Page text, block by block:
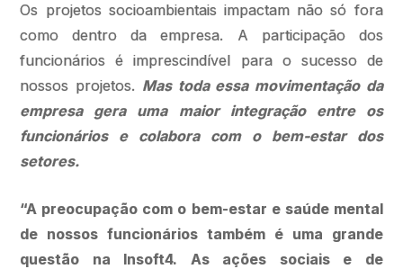
Os projetos socioambientais impactam não só fora
como dentro da empresa. A participação dos
funcionários é imprescindível para o sucesso de
nossos projetos. Mas toda essa movimentação da
empresa gera uma maior integração entre os
funcionários e colabora com o bem-estar dos
setores.
“A preocupação com o bem-estar e saúde mental
de nossos funcionários também é uma grande
questão na Insoft4. As ações sociais e de